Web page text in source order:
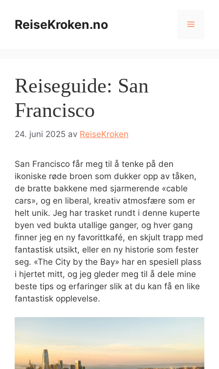
innholdReiseKroken.no Meny
Reiseguide: San
Francisco
24. juni 2025 av ReiseKroken
San Francisco får meg til å tenke på den
ikoniske røde broen som dukker opp av tåken,
de bratte bakkene med sjarmerende «cable
cars», og en liberal, kreativ atmosfære som er
helt unik. Jeg har trasket rundt i denne kuperte
byen ved bukta utallige ganger, og hver gang
finner jeg en ny favorittkafé, en skjult trapp med
fantastisk utsikt, eller en ny historie som fester
seg. «The City by the Bay» har en spesiell plass
i hjertet mitt, og jeg gleder meg til å dele mine
beste tips og erfaringer slik at du kan få en like
fantastisk opplevelse.